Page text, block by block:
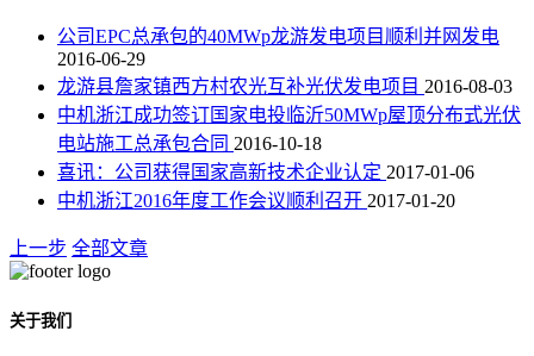
公司EPC总承包的40MWp龙游发电项目顺利并网发电
2016-06-29
龙游县詹家镇西方村农光互补光伏发电项目 2016-08-03
中机浙江成功签订国家电投临沂50MWp屋顶分布式光伏
电站施工总承包合同 2016-10-18
喜讯：公司获得国家高新技术企业认定 2017-01-06
中机浙江2016年度工作会议顺利召开 2017-01-20
上一步 全部文章
关于我们